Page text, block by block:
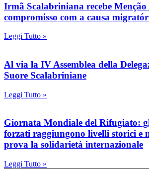
Irmã Scalabriniana recebe
compromisso com a causa
Leggi Tutto »
Al via la IV Assemblea della
Suore Scalabriniane
Leggi Tutto »
Giornata Mondiale del Rifugiato:
forzati raggiungono livelli storici e
prova la solidarietà internazionale
Leggi Tutto »